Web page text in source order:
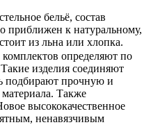
бельё, состав
приближен к натуральному,
из льна или хлопка.
определяют по
изделия соединяют
подбирают прочную и
материала. Также
высококачественное
ненавязчивым